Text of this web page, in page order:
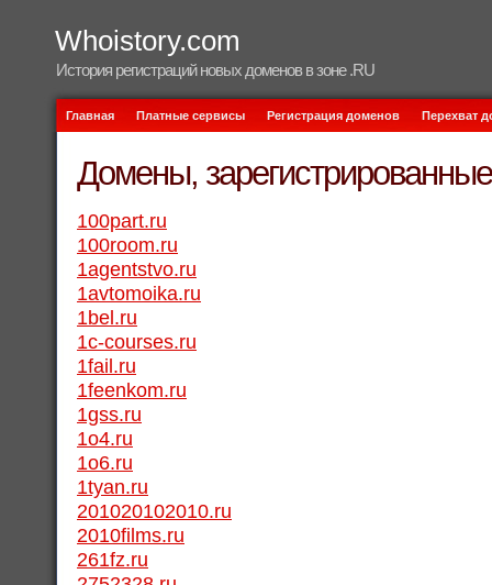
Whoistory.com
История регистраций новых доменов в зоне .RU
Главная Платные сервисы Регистрация доменов Перехват
Домены,
100part.ru
100room.ru
1agentstvo.ru
1avtomoika.ru
1bel.ru
1c-courses.ru
1fail.ru
1feenkom.ru
1gss.ru
1o4.ru
1o6.ru
1tyan.ru
201020102010.ru
2010films.ru
261fz.ru